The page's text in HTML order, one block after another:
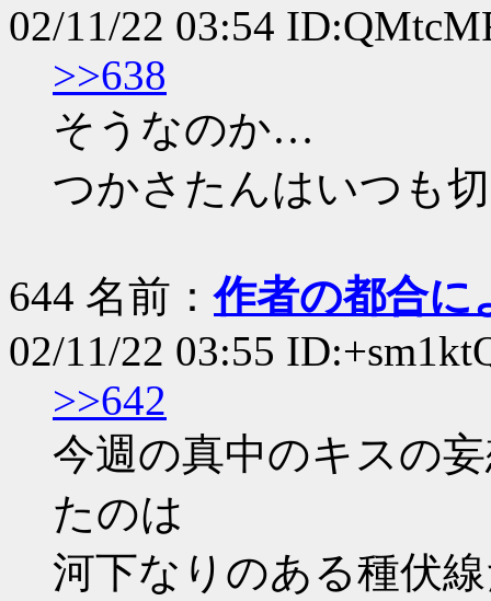
02/11/22 03:54
>>638
そうなのか…
つかさたんはいつも
644 名前：作者の都合に
02/11/22 03:55
>>642
今週の真中のキスの
たのは
河下なりのある種伏